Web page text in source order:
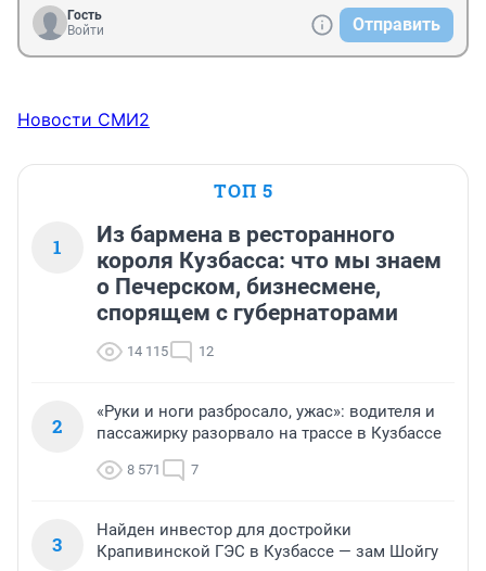
Гость
Войти
Отправить
Новости СМИ2
ТОП 5
1
Из бармена в ресторанного
короля Кузбасса: что мы знаем
о Печерском, бизнесмене,
спорящем с губернаторами
14 115 12
2
«Руки и ноги разбросало, ужас»: водителя и
пассажирку разорвало на трассе в Кузбассе
8 571 7
3
Найден инвестор для достройки
Крапивинской ГЭС в Кузбассе — зам Шойгу